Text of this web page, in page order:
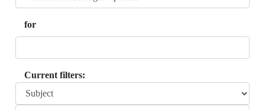
for
Current filters: